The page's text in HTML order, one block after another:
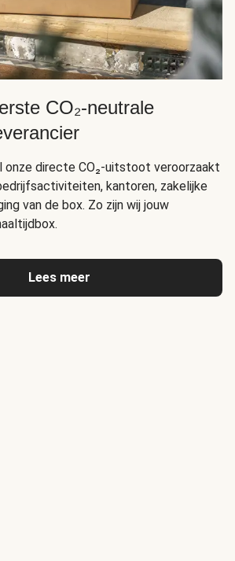
CO₂-neutrale
onze directe CO₂-uitstoot veroorzaakt
kantoren, zakelijke
van de box. Zo zijn wij jouw
Lees meer